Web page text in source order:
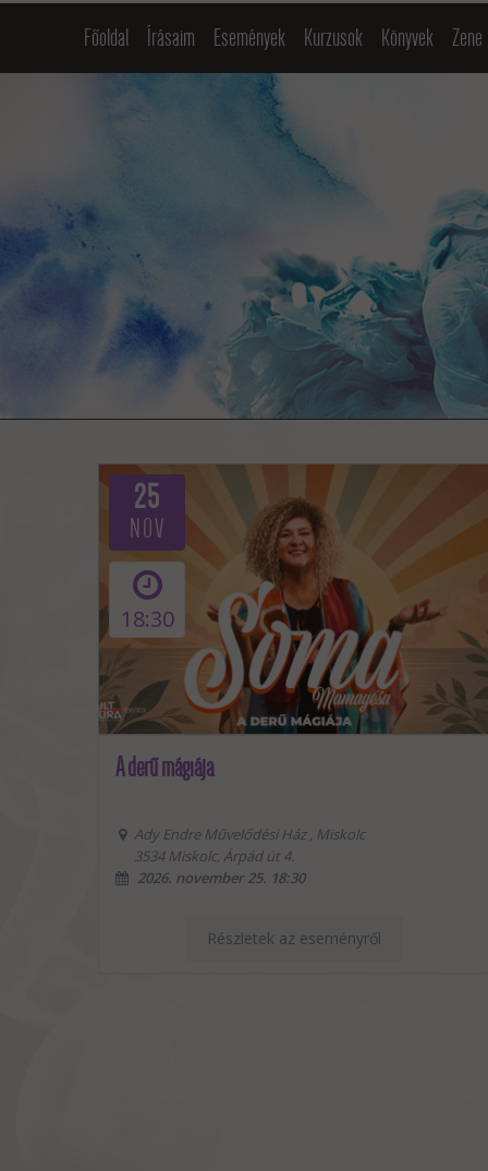
Főoldal Írásaim Események Kurzusok Könyvek Zene
21
NOV
15:19
ÚJ NŐK zenés szeánsza
MagNet Közösségi Ház Hamvas terme
Budapest, Andrássy út 98, 1062
2026. november 21. 15:19
Részletek az eseményről